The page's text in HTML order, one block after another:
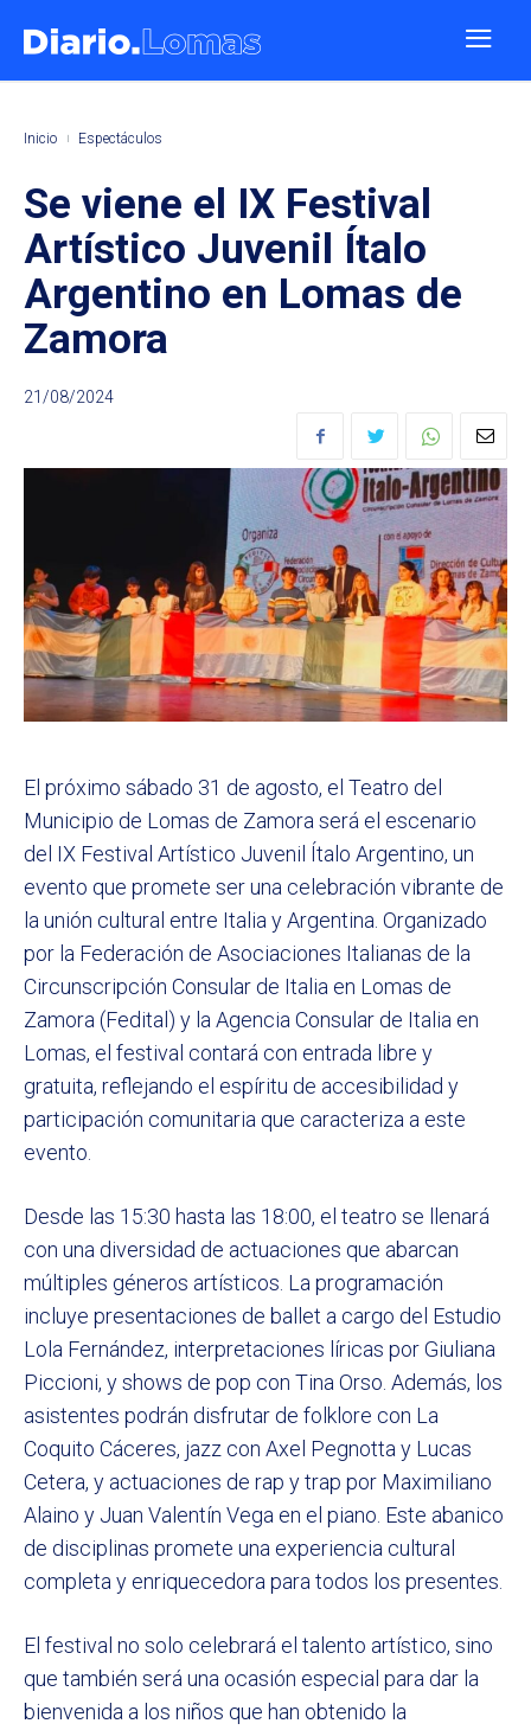
Inicio Espectáculos
Se viene el IX Festival
Artístico Juvenil Ítalo
Argentino en Lomas de
Zamora
21/08/2024
El próximo sábado 31 de agosto, el Teatro del
Municipio de Lomas de Zamora será el escenario
del IX Festival Artístico Juvenil Ítalo Argentino, un
evento que promete ser una celebración vibrante de
la unión cultural entre Italia y Argentina. Organizado
por la Federación de Asociaciones Italianas de la
Circunscripción Consular de Italia en Lomas de
Zamora (Fedital) y la Agencia Consular de Italia en
Lomas, el festival contará con entrada libre y
gratuita, reflejando el espíritu de accesibilidad y
participación comunitaria que caracteriza a este
evento.
Desde las 15:30 hasta las 18:00, el teatro se llenará
con una diversidad de actuaciones que abarcan
múltiples géneros artísticos. La programación
incluye presentaciones de ballet a cargo del Estudio
Lola Fernández, interpretaciones líricas por Giuliana
Piccioni, y shows de pop con Tina Orso. Además, los
asistentes podrán disfrutar de folklore con La
Coquito Cáceres, jazz con Axel Pegnotta y Lucas
Cetera, y actuaciones de rap y trap por Maximiliano
Alaino y Juan Valentín Vega en el piano. Este abanico
de disciplinas promete una experiencia cultural
completa y enriquecedora para todos los presentes.
El festival no solo celebrará el talento artístico, sino
que también será una ocasión especial para dar la
bienvenida a los niños que han obtenido la